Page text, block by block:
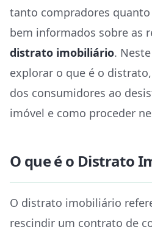
tanto compradores
bem informados sobre as
distrato imobiliário.
explorar o que é o
dos consumidores ao
imóvel e como proceder
O que é o Distrato
O distrato imobiliário
rescindir um contrato de